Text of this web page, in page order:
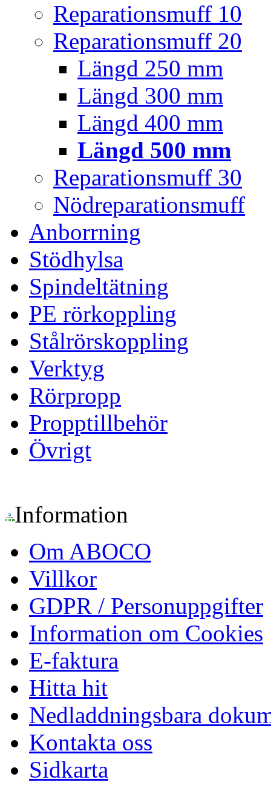
Reparationsmuff 10
Reparationsmuff 20
Längd 250 mm
Längd 300 mm
Längd 400 mm
Längd 500 mm
Reparationsmuff 30
Nödreparationsmuff
Anborrning
Stödhylsa
Spindeltätning
PE rörkoppling
Stålrörskoppling
Verktyg
Rörpropp
Propptillbehör
Övrigt
Information
Om ABOCO
Villkor
GDPR / Personuppgifter
Information om Cookies
E-faktura
Hitta hit
Nedladdningsbara
Kontakta oss
Sidkarta